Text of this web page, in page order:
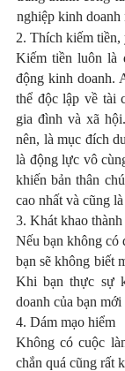
nghiệp kinh doanh
2. Thích kiếm tiền,
Kiếm tiền luôn là
động kinh doanh.
thể độc lập về tài
gia đình và xã
nên, là mục đích
là động lực vô
khiến bản thân
cao nhất và cũng
3. Khát khao
Nếu bạn không có
bạn sẽ không biết
Khi bạn thực sự
doanh của bạn
4. Dám mạo hiểm
Không có cuộc
chắn quá cũng rất